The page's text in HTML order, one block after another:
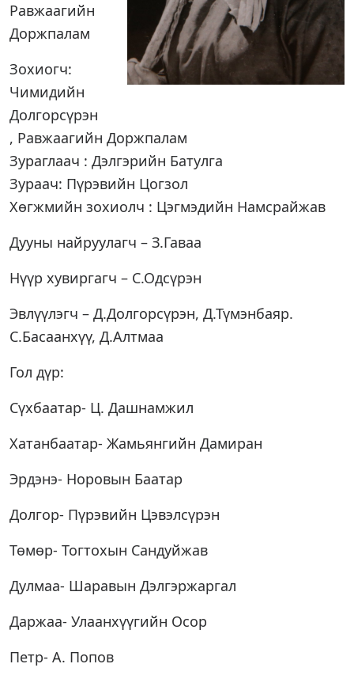
Равжаагийн
Доржпалам
Зохиогч:
Чимидийн
Долгорсүрэн
, Равжаагийн Доржпалам
Зураглаач : Дэлгэрийн Батулга
Зураач: Пүрэвийн Цогзол
Хөгжмийн зохиолч : Цэгмэдийн Намсрайжав
Дууны найруулагч – З.Гаваа
Нүүр хувиргагч – С.Одсүрэн
Эвлүүлэгч – Д.Долгорсүрэн, Д.Түмэнбаяр.
С.Басаанхүү, Д.Алтмаа
Гол дүр:
Сүхбаатар- Ц. Дашнамжил
Хатанбаатар- Жамьянгийн Дамиран
Эрдэнэ- Норовын Баатар
Долгор- Пүрэвийн Цэвэлсүрэн
Төмөр- Тогтохын Сандуйжав
Дулмаа- Шаравын Дэлгэржаргал
Даржаа- Улаанхүүгийн Осор
Петр- А. Попов